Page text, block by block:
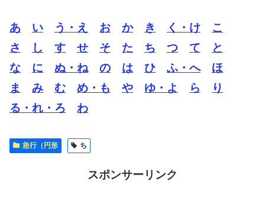
あ い う・え お か き く・け
こ
さ
し す せ そ た ち つ て
と
な
に ぬ・ね の は ひ ふ・へ
ほ
ま
み む め・も や ゆ・よ ら
り
る・れ・ろ
わ
急行（円形 ち
スポンサーリンク